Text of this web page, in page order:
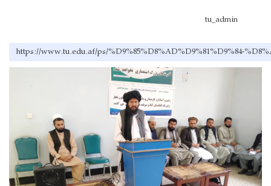
tu_admin
https://www.tu.edu.af/ps/%D9%85%D8%AD%D9%81%D9%84-